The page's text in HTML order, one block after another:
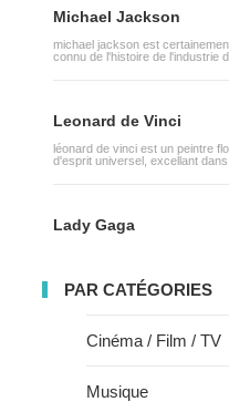
Michael Jackson
michael jackson est
connu de l'histoire de l'industrie
Leonard de Vinci
léonard de vinci est un peintre
d'esprit universel, excellant
Lady Gaga
PAR CATÉGORIES
Cinéma / Film / TV
Musique